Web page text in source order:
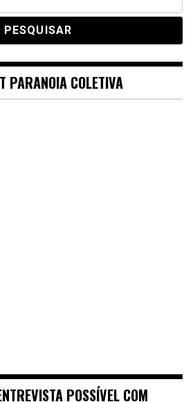
PARANOIA COLETIVA
POSSÍVEL COM